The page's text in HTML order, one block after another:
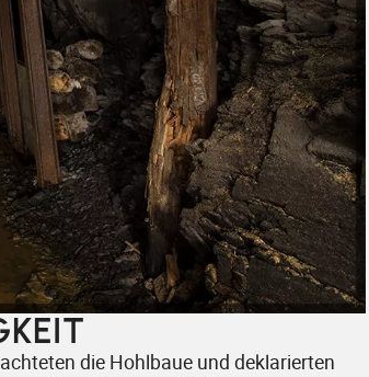
die Hohlbaue und deklarierten